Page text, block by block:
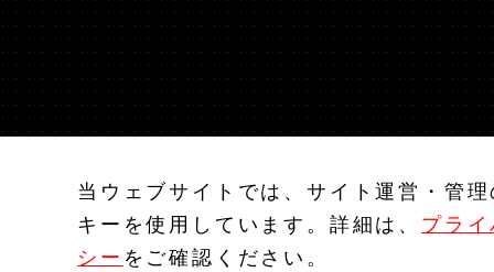
JAPANESE
当ウェブサイトでは、サイト運営・管
キーを使用しています。詳細は、 プラ
シー をご確認ください。